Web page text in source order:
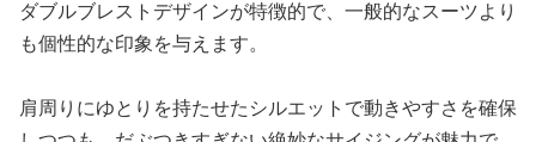
ダブルブレストデザインが特徴的で、一般的なスーツより
も個性的な印象を与えます。
肩周りにゆとりを持たせたシルエットで動きやすさを確保